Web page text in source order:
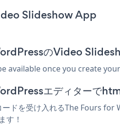
Slideshow App
のVideo
available once you create
エディターで
ドを受け入れるThe Fours for
す！